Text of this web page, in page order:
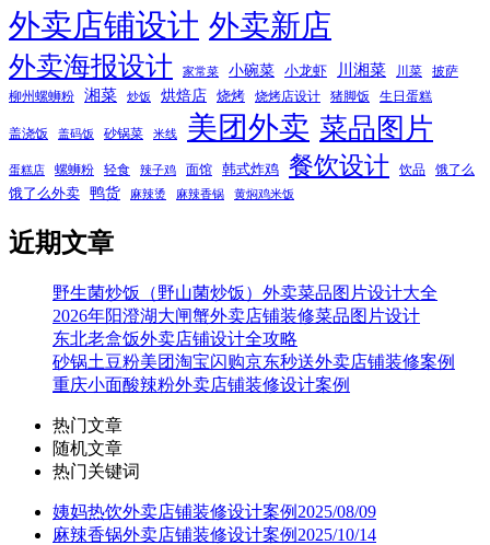
外卖店铺设计 外卖新店
外卖海报设计 家常菜 小碗菜 小龙虾 川湘菜 川菜
披萨
柳州螺蛳粉
湘菜 炒饭 烘焙店 烧烤 烧烤店设计 猪脚饭 生日蛋糕
盖浇饭 盖码饭 砂锅菜 米线 美团外卖 菜品图片
蛋糕店 螺蛳粉 轻食 辣子鸡 面馆 韩式炸鸡 餐饮设计 饮品 饿了么
饿了么外卖 鸭货 麻辣烫 麻辣香锅 黄焖鸡米饭
近期文章
野生菌炒饭（野山菌炒饭）外卖菜品图片设计大全
2026年阳澄湖大闸蟹外卖店铺装修菜品图片设计
东北老盒饭外卖店铺设计全攻略
砂锅土豆粉美团淘宝闪购京东秒送外卖店铺装修案例
重庆小面酸辣粉外卖店铺装修设计案例
热门文章
随机文章
热门关键词
姨妈热饮外卖店铺装修设计案例2025/08/09
麻辣香锅外卖店铺装修设计案例2025/10/14